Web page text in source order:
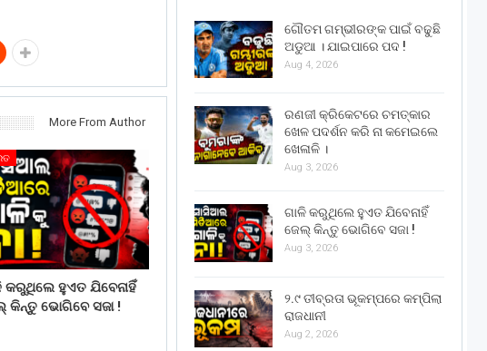
More From Author
କରୁଥିଲେ ହୁଏତ ଯିବେନାହିଁ
କିନ୍ତୁ ଭୋଗିବେ ସଜା !
ଗୌତମ ଗମ୍ଭୀରଙ୍କ ପାଇଁ ବଢୁଛି
ଅଡୁଆ । ଯାଇପାରେ ପଦ !
Aug 4, 2026
ରଣଜୀ କ୍ରିକେଟରେ ଚମତ୍କାର
ଖେଳ ପଦର୍ଶନ କରି ନା କମେଇଲେ
ଖେଳାଳି ।
Aug 3, 2026
ଗାଳି କରୁଥିଲେ ହୁଏତ ଯିବେନାହିଁ
ଜେଲ୍ କିନ୍ତୁ ଭୋଗିବେ ସଜା !
Aug 3, 2026
୨.୯ ତୀବ୍ରତା ଭୂକମ୍ପରେ କମ୍ପିଲା
ରାଜଧାନୀ
Aug 2, 2026